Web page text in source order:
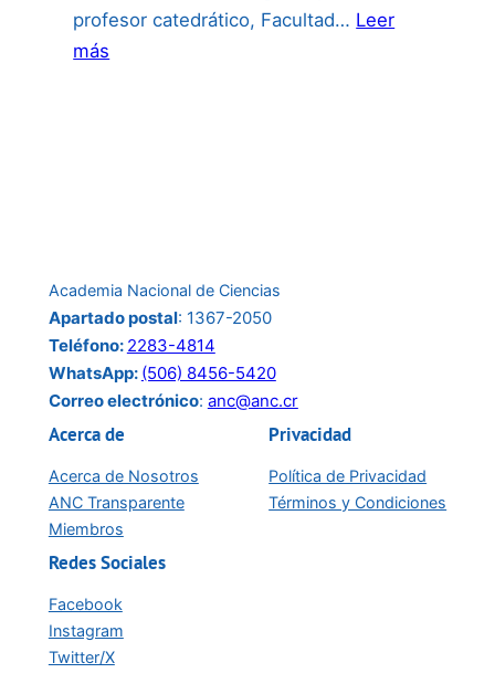
profesor catedrático, Facultad… Leer
más
junio:
Academia Nacional de Ciencias
Apartado postal: 1367-2050
Teléfono: 2283-4814
WhatsApp: (506) 8456-5420
Correo electrónico: anc@anc.cr
Acerca de
Acerca de Nosotros
ANC Transparente
Miembros
Privacidad
Política de Privacidad
Términos y Condiciones
Redes Sociales
Facebook
Instagram
Twitter/X